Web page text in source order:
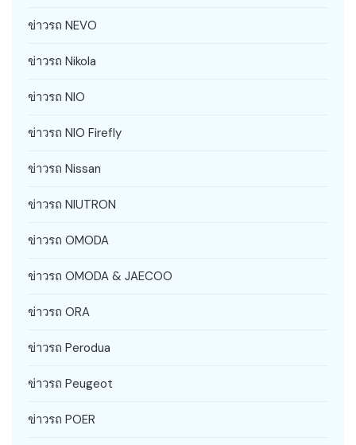
ข่าวรถ NEVO
ข่าวรถ Nikola
ข่าวรถ NIO
ข่าวรถ NIO Firefly
ข่าวรถ Nissan
ข่าวรถ NIUTRON
ข่าวรถ OMODA
ข่าวรถ OMODA & JAECOO
ข่าวรถ ORA
ข่าวรถ Perodua
ข่าวรถ Peugeot
ข่าวรถ POER